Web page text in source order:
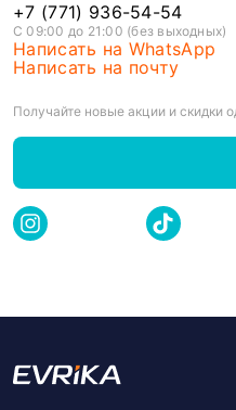
+7 (771) 936-54-54
С 09:00 до 21:00 (без выходных)
Написать на WhatsApp
Написать на почту
Получайте новые акции и скидки